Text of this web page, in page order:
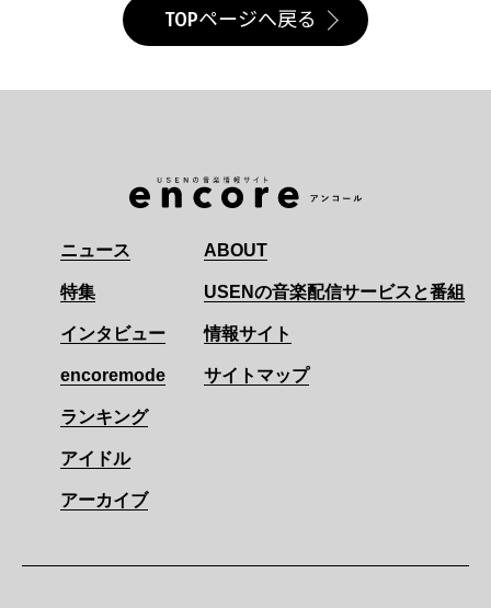
TOPページへ戻る
ニュース
特集
インタビュー
encoremode
ランキング
アイドル
アーカイブ
ABOUT
USENの音楽配信サービスと番組
情報サイト
サイトマップ